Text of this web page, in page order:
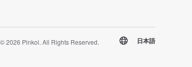
© 2026 Pinkoi. All Rights Reserved. 日本語